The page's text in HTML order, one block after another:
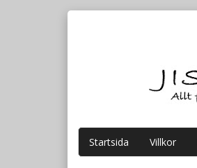
Startsida Villkor